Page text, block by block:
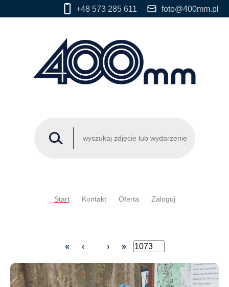
+48 573 285 611 foto@400mm.pl
Start Kontakt Oferta Zaloguj
« ‹ › »